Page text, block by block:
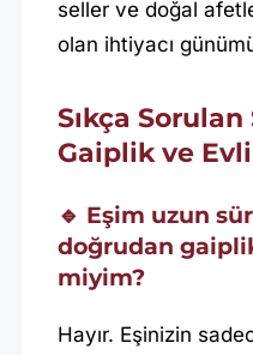
seller ve doğal
olan ihtiyacı
Sıkça Sorulan
Gaiplik ve
🔹 Eşim uzun
doğrudan
miyim?
Hayır. Eşinizin